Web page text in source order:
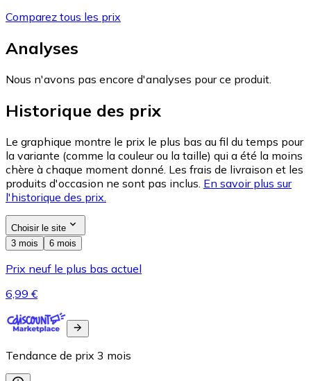
Comparez tous les prix
Analyses
Nous n'avons pas encore d'analyses pour ce produit.
Historique des prix
Le graphique montre le prix le plus bas au fil du temps pour
la variante (comme la couleur ou la taille) qui a été la moins
chère à chaque moment donné. Les frais de livraison et les
produits d'occasion ne sont pas inclus. En savoir plus sur
l'historique des prix.
Choisir le site
3 mois
6 mois
Prix neuf le plus bas actuel
6,99 €
Tendance de prix 3 mois